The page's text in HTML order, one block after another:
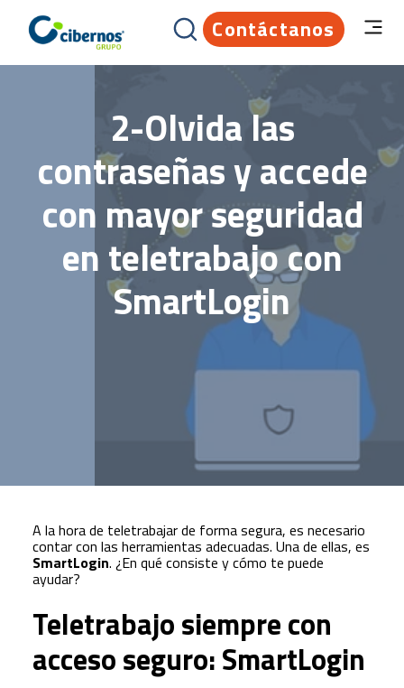
Contáctanos
2-Olvida las
contraseñas y accede
con mayor seguridad
en teletrabajo con
SmartLogin
A la hora de teletrabajar de forma segura, es necesario
contar con las herramientas adecuadas. Una de ellas, es
SmartLogin. ¿En qué consiste y cómo te puede
ayudar?
Teletrabajo siempre con
acceso seguro: SmartLogin